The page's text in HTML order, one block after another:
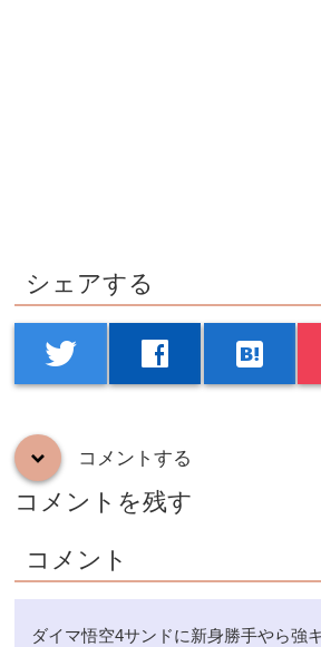
シェアする
twitter facebook hatenabookmark
down コメントする
コメントを残す
コメント
ダイマ悟空4サンドに新身勝手やら強